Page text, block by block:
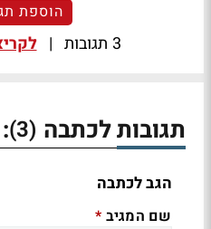
הוספת
3 תגובות |
תגובות לכתבה (3)
:
הגב לכתבה
שם המגיב *